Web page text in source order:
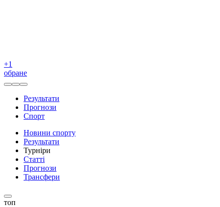
+1
обране
Результати
Прогнози
Спорт
Новини спорту
Результати
Турніри
Статті
Прогнози
Трансфери
топ